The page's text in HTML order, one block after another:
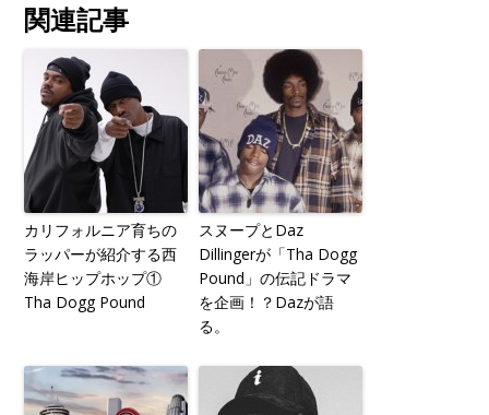
関連記事
カリフォルニア育ちの
ラッパーが紹介する西
海岸ヒップホップ①
Tha Dogg Pound
スヌープとDaz
Dillingerが「Tha Dogg
Pound」の伝記ドラマ
を企画！？Dazが語
る。